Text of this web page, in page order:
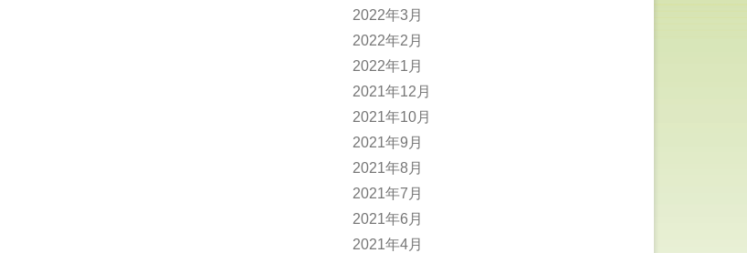
2022年3月
2022年2月
2022年1月
2021年12月
2021年10月
2021年9月
2021年8月
2021年7月
2021年6月
2021年4月